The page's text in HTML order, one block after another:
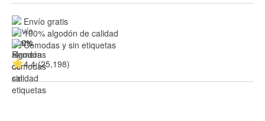
Envío gratis
100% algodón de calidad
Cómodas y sin etiquetas
4.4 (25,198)